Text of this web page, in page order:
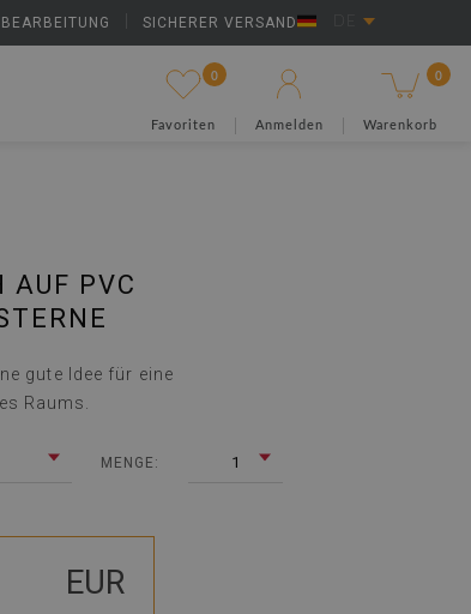
SICHERER VERSAND
0
Favoriten Anmelden
0
Warenkorb
AUF PVC
gute Idee für eine
Raums.
MENGE: 1
EUR